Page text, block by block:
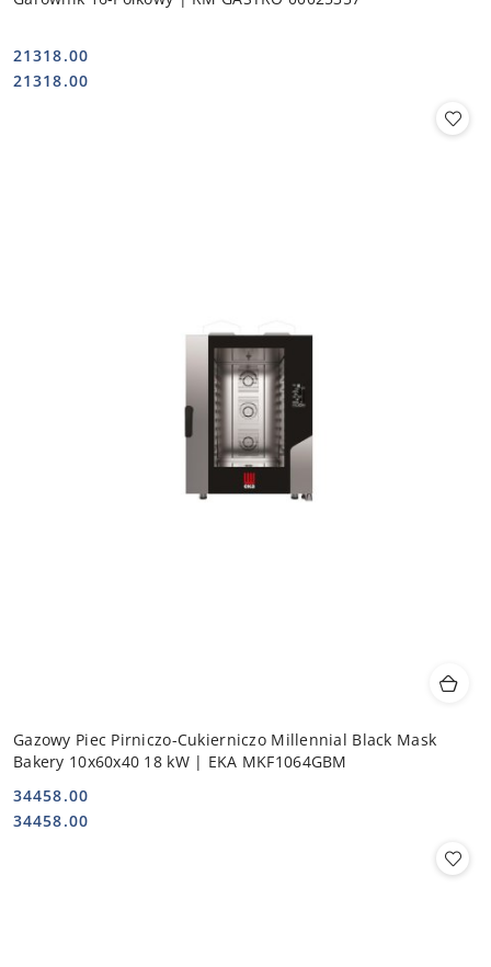
Cena:
21318.00
Cena:
21318.00
Gazowy Piec Pirniczo-Cukierniczo Millennial Black Mask
Bakery 10x60x40 18 kW | EKA MKF1064GBM
Cena:
34458.00
Cena:
34458.00